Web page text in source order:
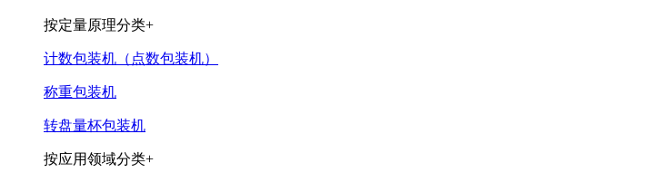
按定量原理分类+
计数包装机（点数包装机）
称重包装机
转盘量杯包装机
按应用领域分类+